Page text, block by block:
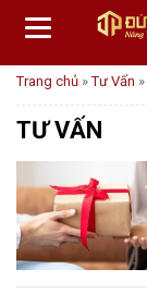
Trang chủ »Tư Vấn »
TƯ VẤN